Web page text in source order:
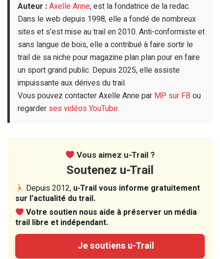
Auteur :Axelle Anne, est la fondatrice de la redac.
Dans le web depuis 1998, elle a fondé de nombreux
sites et s’est mise au trail en 2010. Anti-conformiste et
sans langue de bois, elle a contribué à faire sortir le
trail de sa niche pour magazine plan plan pour en faire
un sport grand public. Depuis 2025, elle assiste
impuissante aux dérives du trail.
Vous pouvez contacter Axelle Anne par MP sur FB ou
regarder ses vidéos YouTube.
Vous aimez u-Trail ?
Soutenez u-Trail
Depuis 2012, u-Trail vous informe gratuitement
sur l’actualité du trail.
Votre soutien nous aide à préserver un média
trail libre et indépendant.
Je soutiens u-Trail